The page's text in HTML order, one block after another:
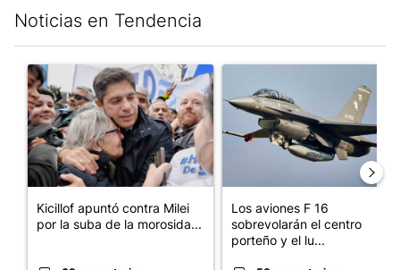
Noticias en Tendencia
Un artículo de tendencia con el título "Kicillof apuntó contra
Kicillof apuntó contra Milei
por la suba de la morosida...
Los aviones F 16
sobrevolarán el centro
porteño y el lu...